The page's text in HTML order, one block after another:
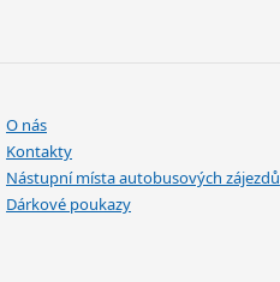
O nás
Kontakty
Nástupní místa autobusových zájezdů
Dárkové poukazy